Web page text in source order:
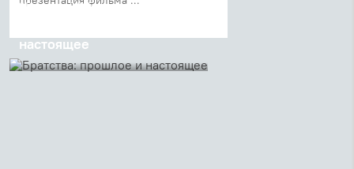
25 ноября 2015
настоящее